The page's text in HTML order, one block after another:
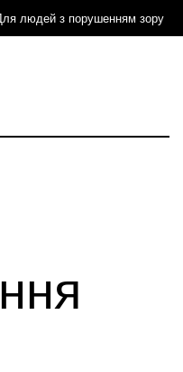
людей з порушенням зору